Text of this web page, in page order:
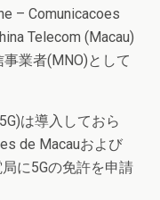
– Comunicacoes
Telecom (Macau)
業者(MNO)として
は導入しておら
de Macauおよび
に5Gの免許を申請